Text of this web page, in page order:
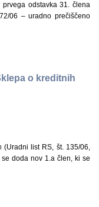
odstavka 31. člena
06 – uradno prečiščeno
o kreditnih
list RS, št. 135/06,
doda nov 1.a člen, ki se